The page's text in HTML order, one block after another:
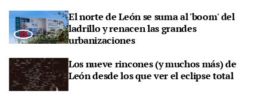
El norte de León se suma al 'boom' del
ladrillo y renacen las grandes
urbanizaciones
Los nueve rincones (y muchos más) de
León desde los que ver el eclipse total